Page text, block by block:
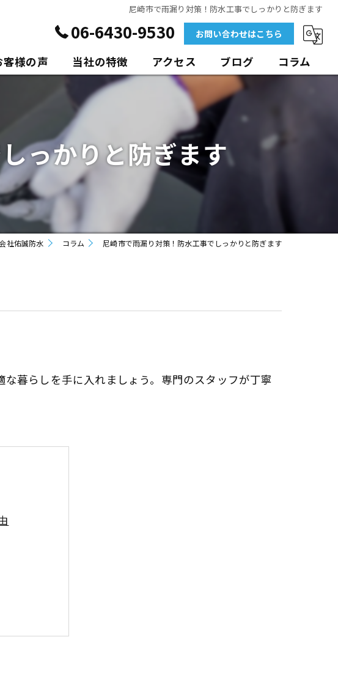
尼崎市で雨漏り対策！防水工事でしっかりと防ぎます
06-6430-9530 お問い合わせはこちら
客様の声 当社の特徴
外壁
ビル
ポリウレア
アクセス ブログ コラム
っかりと防ぎます
社佑誠防水 コラム 尼崎市で雨漏り対策！防水工事でしっかりと防ぎます
暮らしを手に入れましょう。専門のスタッフが丁寧